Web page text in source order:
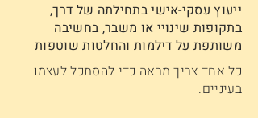
ייעוץ עסקי-אישי בתחילתה של דרך,
בתקופות שינויי או משבר, בחשיבה
משותפת על דילמות והחלטות שוטפות
כל אחד צריך מראה כדי להסתכל לעצמו
בעיניים.